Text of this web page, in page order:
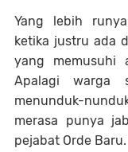
Yang lebih
ketika justru ada
yang memusuhi
Apalagi warga
menunduk-
merasa punya
pejabat Orde Baru.